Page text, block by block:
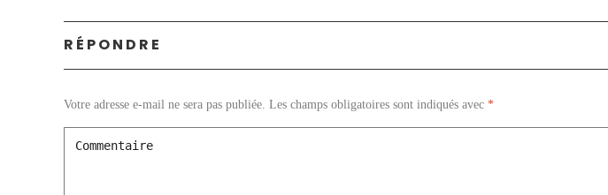
RÉPONDRE
Votre adresse e-mail ne sera pas publiée. Les champs obligatoires sont indiqués avec *